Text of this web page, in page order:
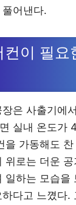
어낸다.
컨이 필요
은 사출기에
실내 온도가
을 가동해도
위로는 더운
일하는 모습을
다고 느꼈다.